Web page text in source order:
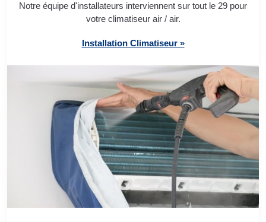
Notre équipe d'installateurs interviennent sur tout le 29 pour
votre climatiseur air / air.
Installation Climatiseur »